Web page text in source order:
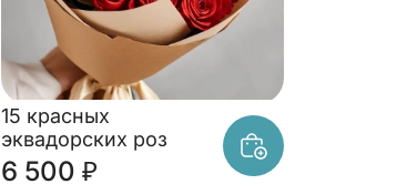
15 красных
эквадорских роз
6 500 ₽